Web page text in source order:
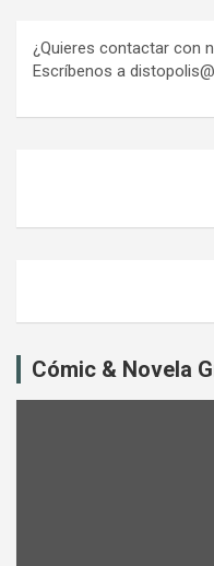
¿Quieres contactar con
Escríbenos a
Cómic & Novela